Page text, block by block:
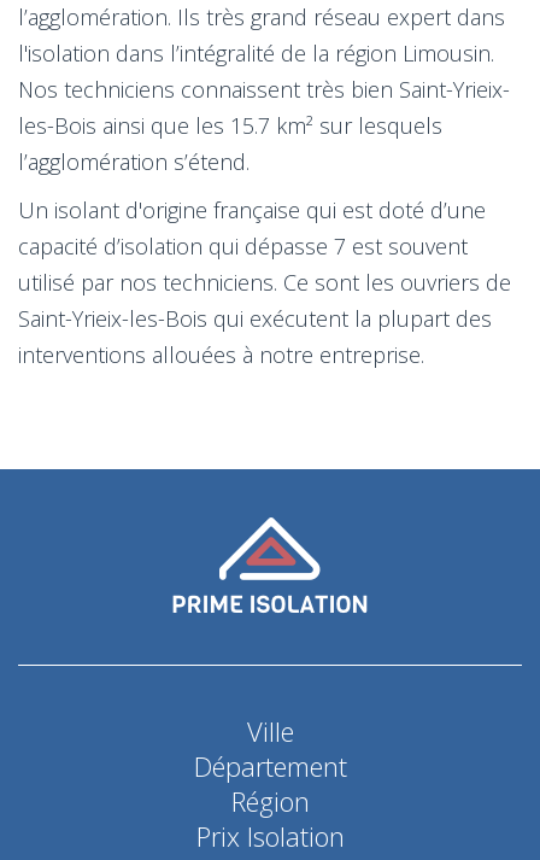
l’agglomération. Ils très grand réseau expert dans
l'isolation dans l’intégralité de la région Limousin.
Nos techniciens connaissent très bien Saint-Yrieix-
les-Bois ainsi que les 15.7 km² sur lesquels
l’agglomération s’étend.
Un isolant d'origine française qui est doté d’une
capacité d’isolation qui dépasse 7 est souvent
utilisé par nos techniciens. Ce sont les ouvriers de
Saint-Yrieix-les-Bois qui exécutent la plupart des
interventions allouées à notre entreprise.
Ville
Département
Région
Prix Isolation